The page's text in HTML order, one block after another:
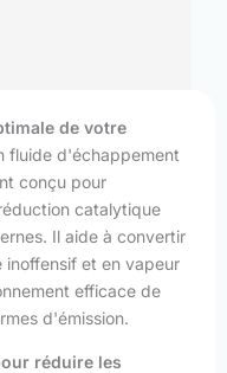
de votre
fluide d'échappement
conçu pour
catalytique
Il aide à convertir
et en vapeur
efficace de
d'émission.
réduire les